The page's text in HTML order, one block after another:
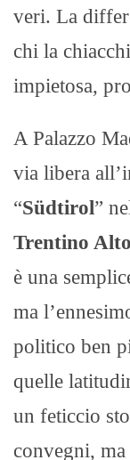
veri. La
chi la
impietosa,
A Palazzo
via libera
“Südtirol”
Trentino
è una
ma
politico ben
quelle
un feticcio
convegni,